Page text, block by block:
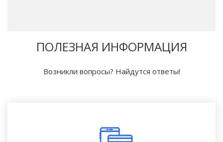
ПОЛЕЗНАЯ ИНФОРМАЦИЯ
Возникли вопросы? Найдутся ответы!